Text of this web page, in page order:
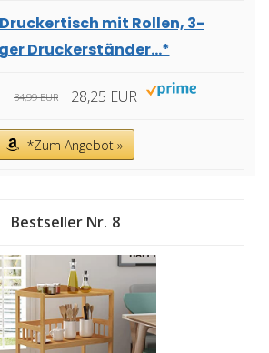
Druckertisch mit Rollen, 3-
Druckerständer...*
34,99 EUR 28,25 EUR
*Zum Angebot »
8